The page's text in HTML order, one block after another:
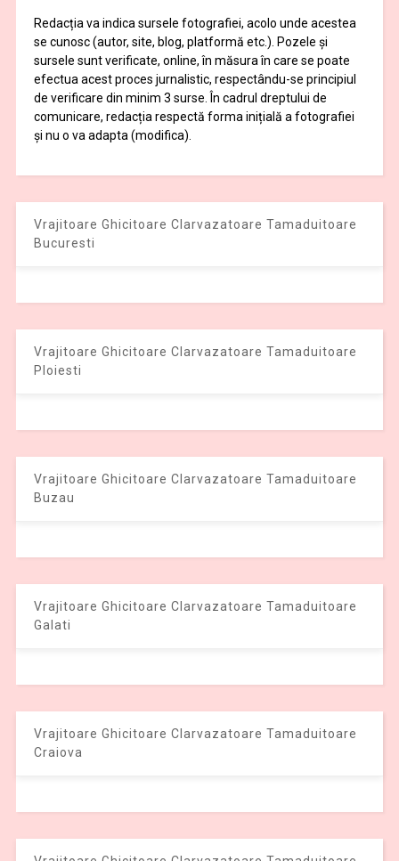
Redacția va indica sursele fotografiei, acolo unde acestea
se cunosc (autor, site, blog, platformă etc.). Pozele și
sursele sunt verificate, online, în măsura în care se poate
efectua acest proces jurnalistic, respectându-se principiul
de verificare din minim 3 surse. În cadrul dreptului de
comunicare, redacția respectă forma inițială a fotografiei
și nu o va adapta (modifica).
Vrajitoare Ghicitoare Clarvazatoare Tamaduitoare
Bucuresti
Vrajitoare Ghicitoare Clarvazatoare Tamaduitoare
Ploiesti
Vrajitoare Ghicitoare Clarvazatoare Tamaduitoare
Buzau
Vrajitoare Ghicitoare Clarvazatoare Tamaduitoare
Galati
Vrajitoare Ghicitoare Clarvazatoare Tamaduitoare
Craiova